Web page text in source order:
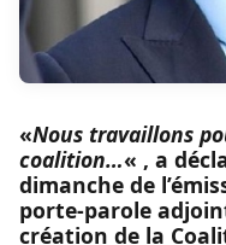
«Nous travaillons
coalition…« , a
dimanche de
porte-parole
création de la